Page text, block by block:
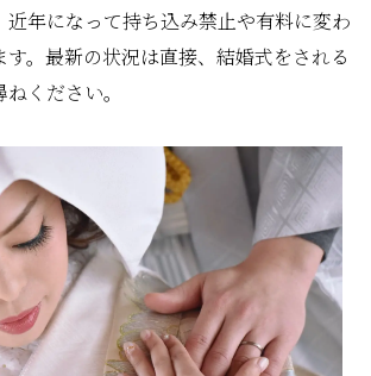
近年になって持ち込み禁止や有料に変わ
す。最新の状況は直接、結婚式をされる
ください。